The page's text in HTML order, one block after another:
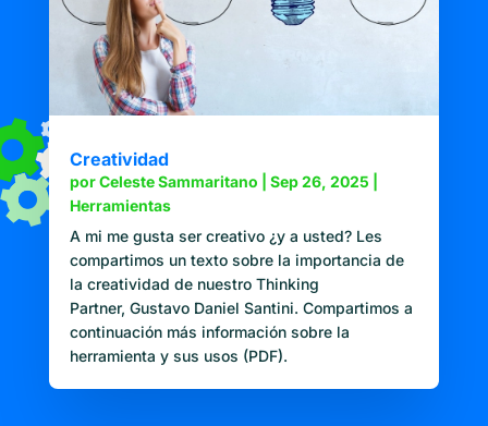
Creatividad
porCeleste Sammaritano Sep 26, 2025
Herramientas
A mi me gusta ser creativo ¿y a usted? Les
compartimos un texto sobre la importancia de
la creatividad de nuestro Thinking
Partner, Gustavo Daniel Santini. Compartimos a
continuación más información sobre la
herramienta y sus usos (PDF).